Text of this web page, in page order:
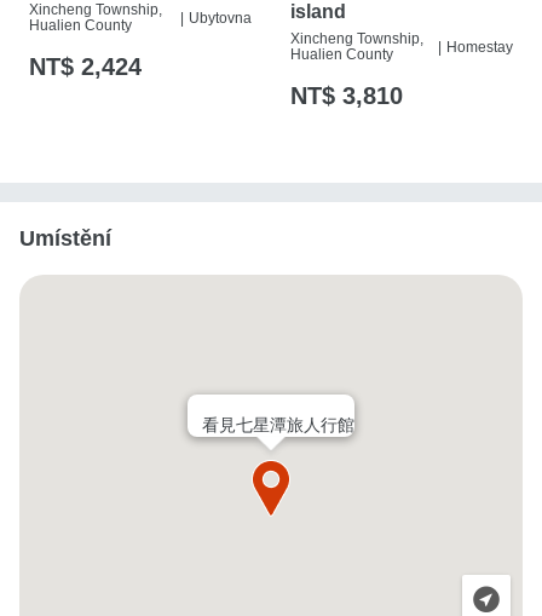
Xincheng Township,
Hualien County
| Ubytovna
NT$ 2,424
island
Xincheng Township,
Hualien County
| Homestay
NT$ 3,810
Umístění
看見七星潭旅人行館